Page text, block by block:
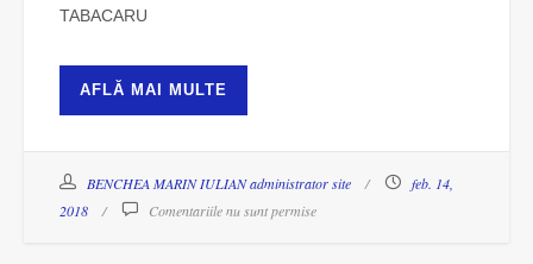
TABACARU
AFLĂ MAI MULTE
BENCHEA MARIN IULIAN administrator site
feb. 14,
2018
Comentariile nu sunt permise